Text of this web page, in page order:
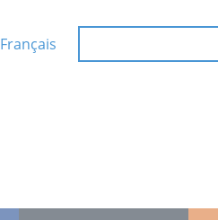
FrançaisSearch